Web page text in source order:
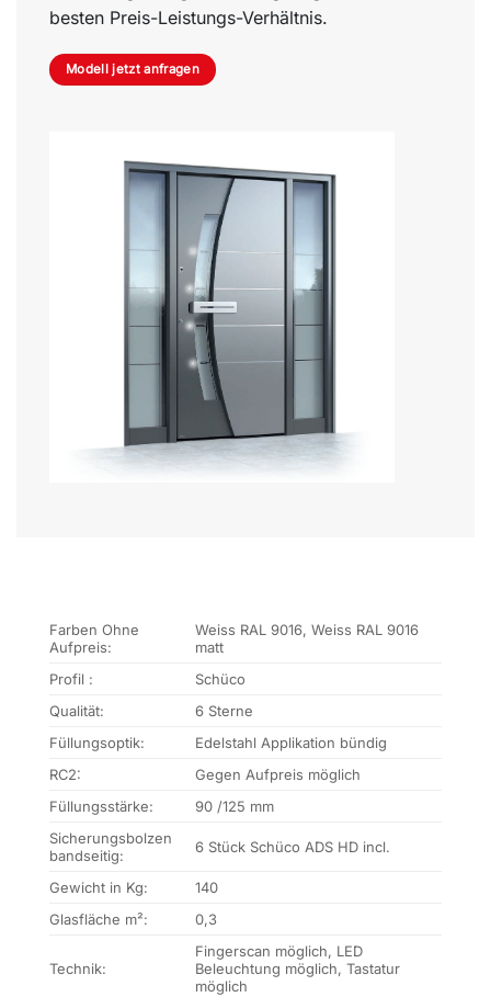
besten Preis-Leistungs-Verhältnis.
Modell jetzt anfragen
Farben Ohne
Aufpreis:
Weiss RAL 9016, Weiss RAL 9016
matt
Profil :
Schüco
Qualität:
6 Sterne
Füllungsoptik:
Edelstahl Applikation bündig
RC2:
Gegen Aufpreis möglich
Füllungsstärke:
90 /125 mm
Sicherungsbolzen
bandseitig:
6 Stück Schüco ADS HD incl.
Gewicht in Kg:
140
Glasfläche m²:
0,3
Technik:
Fingerscan möglich, LED
Beleuchtung möglich, Tastatur
möglich